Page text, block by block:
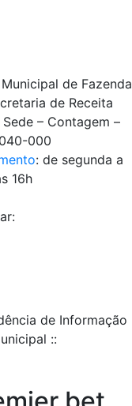
de Fazenda
de Receita
– Contagem –
000
: de segunda a
16h
de Informação
::